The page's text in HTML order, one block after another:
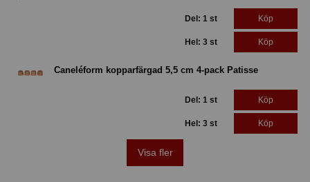
Del: 1 st Köp
Hel: 3 st Köp
Caneléform kopparfärgad 5,5 cm 4-pack Patisse
Del: 1 st Köp
Hel: 3 st Köp
Visa fler